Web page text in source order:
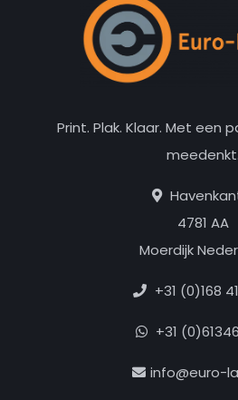
Print. Plak. Klaar. Met een
meedenkt.
4781 AA
Moerdijk
+31 (0)168
+31
info@euro-